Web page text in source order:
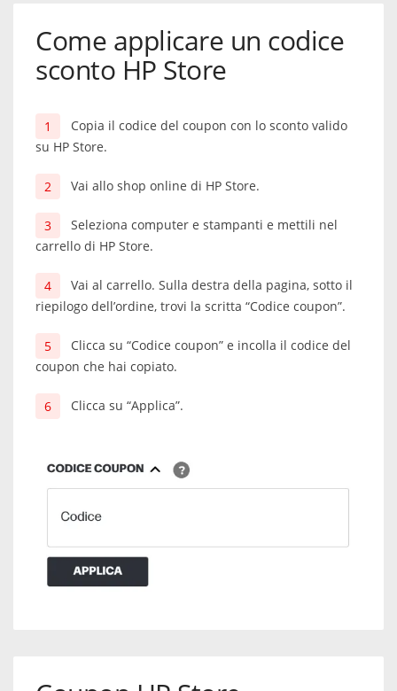
Come applicare un codice
sconto HP Store
Copia il codice del coupon con lo sconto valido
su HP Store.
Vai allo shop online di HP Store.
Seleziona computer e stampanti e mettili nel
carrello di HP Store.
Vai al carrello. Sulla destra della pagina, sotto il
riepilogo dell’ordine, trovi la scritta “Codice coupon”.
Clicca su “Codice coupon” e incolla il codice del
coupon che hai copiato.
Clicca su “Applica”.